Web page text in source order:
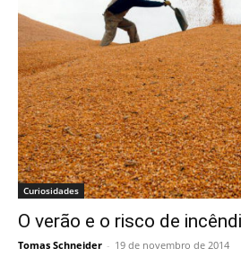
Curiosidades
O verão e o risco de
Tomas Schneider - 19 de novembro de 2014